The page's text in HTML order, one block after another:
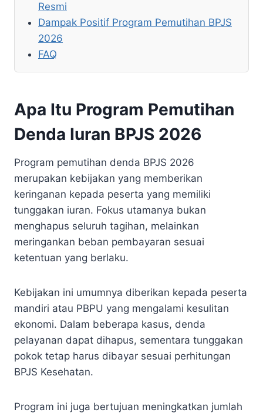
Resmi
Dampak Positif Program Pemutihan BPJS
2026
FAQ
Apa Itu Program Pemutihan
Denda Iuran BPJS 2026
Program pemutihan denda BPJS 2026
merupakan kebijakan yang memberikan
keringanan kepada peserta yang memiliki
tunggakan iuran. Fokus utamanya bukan
menghapus seluruh tagihan, melainkan
meringankan beban pembayaran sesuai
ketentuan yang berlaku.
Kebijakan ini umumnya diberikan kepada peserta
mandiri atau PBPU yang mengalami kesulitan
ekonomi. Dalam beberapa kasus, denda
pelayanan dapat dihapus, sementara tunggakan
pokok tetap harus dibayar sesuai perhitungan
BPJS Kesehatan.
Program ini juga bertujuan meningkatkan jumlah